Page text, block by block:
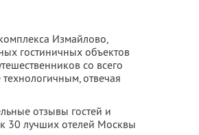
Измайлово,
гостиничных объектов
со всего
отвечая
отзывы гостей и
30 лучших отелей Москвы